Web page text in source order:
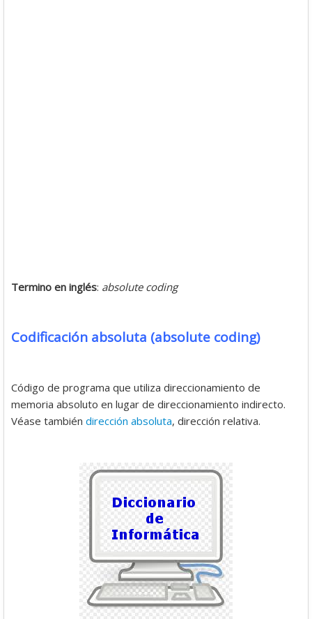
Termino en inglés: absolute coding
Codificación absoluta (absolute coding)
Código de programa que utiliza direccionamiento de
memoria absoluto en lugar de direccionamiento indirecto.
Véase también dirección absoluta, dirección relativa.